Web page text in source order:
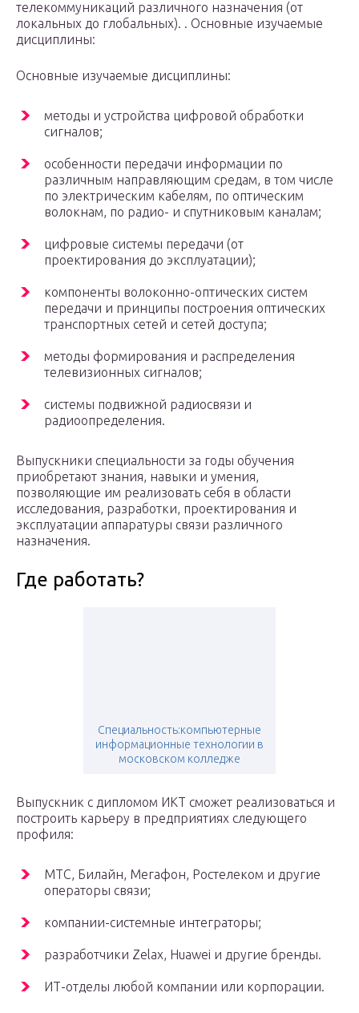
телекоммуникаций различного назначения (от
локальных до глобальных). . Основные изучаемые
дисциплины:
Основные изучаемые дисциплины:
методы и устройства цифровой обработки
сигналов;
особенности передачи информации по
различным направляющим средам, в том числе
по электрическим кабелям, по оптическим
волокнам, по радио- и спутниковым каналам;
цифровые системы передачи (от
проектирования до эксплуатации);
компоненты волоконно-оптических систем
передачи и принципы построения оптических
транспортных сетей и сетей доступа;
методы формирования и распределения
телевизионных сигналов;
системы подвижной радиосвязи и
радиоопределения.
Выпускники специальности за годы обучения
приобретают знания, навыки и умения,
позволяющие им реализовать себя в области
исследования, разработки, проектирования и
эксплуатации аппаратуры связи различного
назначения.
Где работать?
Специальность:компьютерные
информационные технологии в
московском колледже
Выпускник с дипломом ИКТ сможет реализоваться и
построить карьеру в предприятиях следующего
профиля:
МТС, Билайн, Мегафон, Ростелеком и другие
операторы связи;
компании-системные интеграторы;
разработчики Zelax, Huawei и другие бренды.
ИТ-отделы любой компании или корпорации.